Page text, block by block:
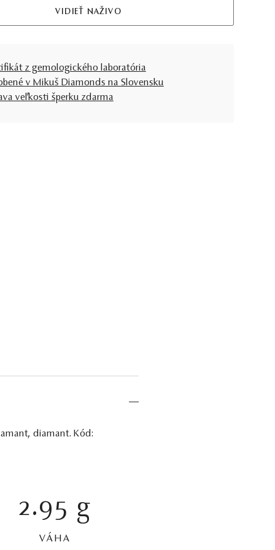
VIDIEŤ NAŽIVO
z gemologického laboratória
v Mikuš Diamonds na Slovensku
veľkosti šperku zdarma
diamant. Kód:
2.95 g
VÁHA